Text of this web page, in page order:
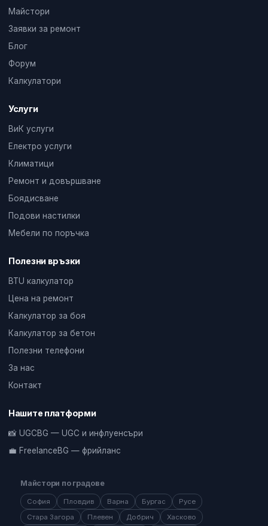
Майстори
Заявки за ремонт
Блог
Форум
Калкулатори
Услуги
ВиК услуги
Електро услуги
Климатици
Ремонт и довършване
Боядисване
Подови настилки
Мебели по поръчка
Полезни връзки
BTU калкулатор
Цена на ремонт
Калкулатор за боя
Калкулатор за бетон
Полезни телефони
За нас
Контакт
Нашите платформи
📸 UGCBG — UGC и инфлуенсъри
💼 FreelanceBG — фрийланс
Майстори по градове
София Пловдив Варна Бургас
Русе
Стара Загора
Плевен Добрич Хасково